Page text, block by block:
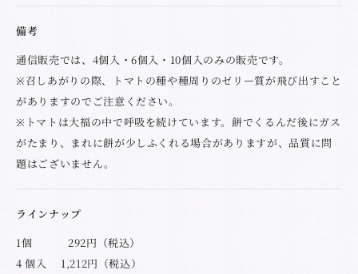
備考
通信販売では、4個入・6個入・10個入のみの販売です。
※召しあがりの際、トマトの種や種周りのゼリー質が飛び出すこと
がありますのでご注意ください。
※トマトは大福の中で呼吸を続けています。餅でくるんだ後にガス
がたまり、まれに餅が少しふくれる場合がありますが、品質に問
題はございません。
ラインナップ
1個 292円（税込）
4 個入 1,212円（税込）